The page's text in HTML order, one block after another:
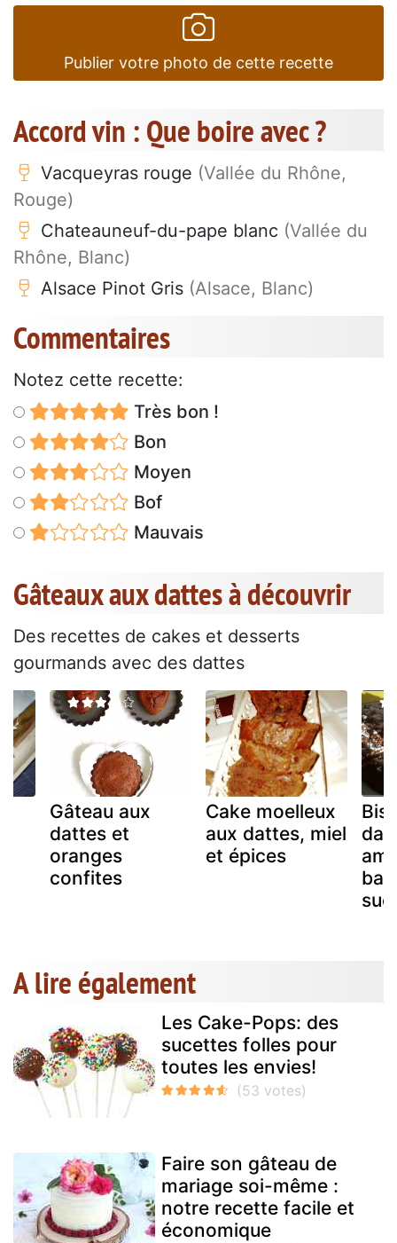
Publier votre photo de cette recette
Accord vin : Que boire avec ?
Vacqueyras rouge (Vallée du Rhône,
Rouge)
Chateauneuf-du-pape blanc (Vallée du
Rhône, Blanc)
Alsace Pinot Gris (Alsace, Blanc)
Commentaires
Notez cette recette:
Très bon !
Bon
Moyen
Bof
Mauvais
Gâteaux aux dattes à découvrir
Des recettes de cakes et desserts
gourmands avec des dattes
Gâteau aux
dattes et
oranges
confites
Cake moelleux
aux dattes, miel
et épices
A lire également
Les Cake-Pops: des
sucettes folles pour
toutes les envies!
Faire son gâteau de
mariage soi-même :
notre recette facile et
économique